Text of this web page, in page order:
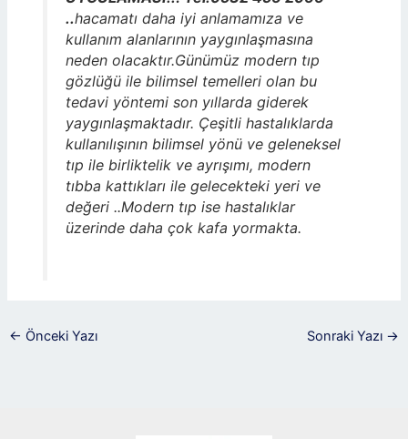
..hacamatı daha iyi anlamamıza ve
kullanım alanlarının yaygınlaşmasına
neden olacaktır.Günümüz modern tıp
gözlüğü ile bilimsel temelleri olan bu
tedavi yöntemi son yıllarda giderek
yaygınlaşmaktadır. Çeşitli hastalıklarda
kullanılışının bilimsel yönü ve geleneksel
tıp ile birliktelik ve ayrışımı, modern
tıbba kattıkları ile gelecekteki yeri ve
değeri ..Modern tıp ise hastalıklar
üzerinde daha çok kafa yormakta.
← Önceki Yazı Sonraki Yazı →